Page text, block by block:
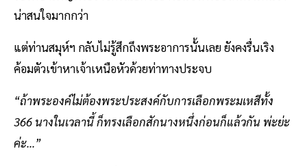
น่าสนใจมากกว่า
แต่ท่านสมุห์ฯ กลับไม่รู้สึกถึงพระอาการนั้นเลย ยังคงรื่นเริง
ค้อมตัวเข้าหาเจ้าเหนือหัวด้วยท่าทางประจบ
“ถ้าพระองค์ไม่ต้องพระประสงค์กับการเลือกพระมเหสีทั้ง
366 นางในเวลานี้ ก็ทรงเลือกสักนางหนึ่งก่อนก็แล้วกัน พ่ะย่ะ
ค่ะ...”